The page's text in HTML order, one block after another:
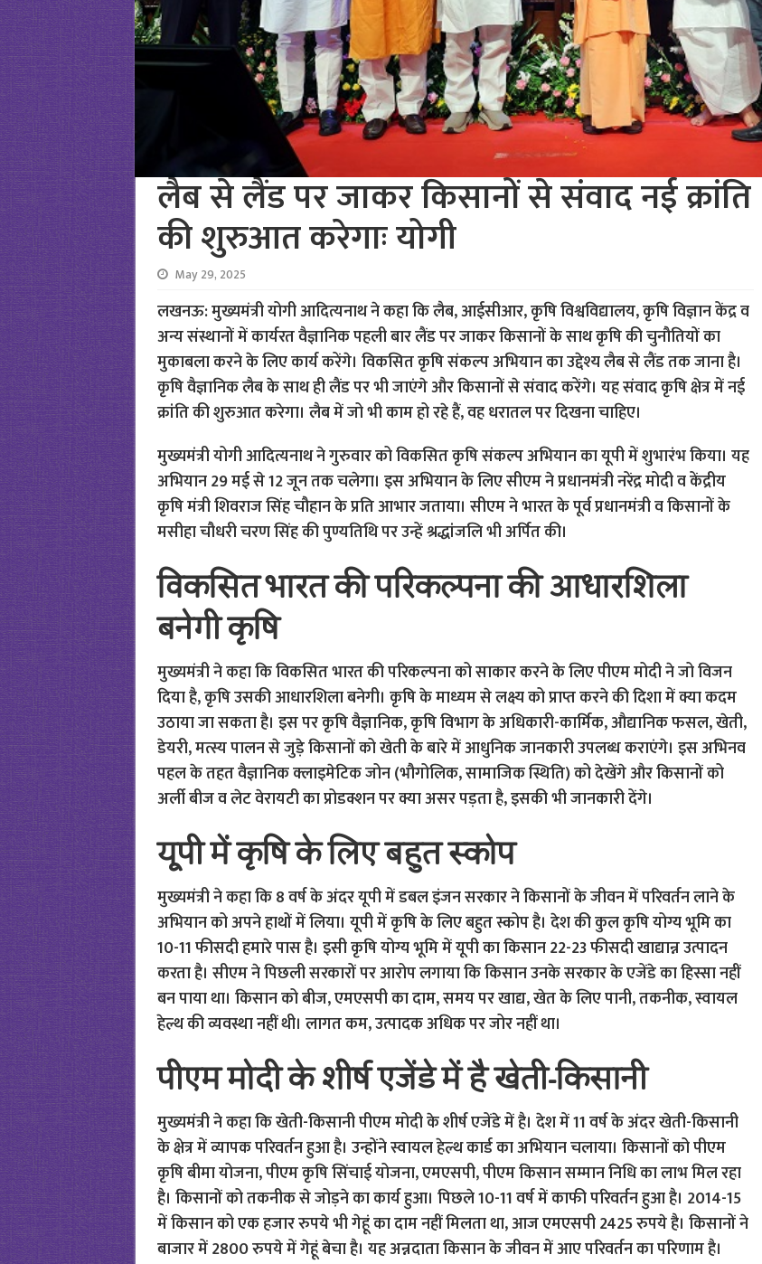
लैब से लैंड पर जाकर किसानों से संवाद नई क्रांति
की शुरुआत करेगाः योगी
May 29, 2025
लखनऊ: मुख्यमंत्री योगी आदित्यनाथ ने कहा कि लैब, आईसीआर, कृषि विश्वविद्यालय, कृषि विज्ञान केंद्र व
अन्य संस्थानों में कार्यरत वैज्ञानिक पहली बार लैंड पर जाकर किसानों के साथ कृषि की चुनौतियों का
मुकाबला करने के लिए कार्य करेंगे। विकसित कृषि संकल्प अभियान का उद्देश्य लैब से लैंड तक जाना है।
कृषि वैज्ञानिक लैब के साथ ही लैंड पर भी जाएंगे और किसानों से संवाद करेंगे। यह संवाद कृषि क्षेत्र में नई
क्रांति की शुरुआत करेगा। लैब में जो भी काम हो रहे हैं, वह धरातल पर दिखना चाहिए।
मुख्यमंत्री योगी आदित्यनाथ ने गुरुवार को विकसित कृषि संकल्प अभियान का यूपी में शुभारंभ किया। यह
अभियान 29 मई से 12 जून तक चलेगा। इस अभियान के लिए सीएम ने प्रधानमंत्री नरेंद्र मोदी व केंद्रीय
कृषि मंत्री शिवराज सिंह चौहान के प्रति आभार जताया। सीएम ने भारत के पूर्व प्रधानमंत्री व किसानों के
मसीहा चौधरी चरण सिंह की पुण्यतिथि पर उन्हें श्रद्धांजलि भी अर्पित की।
विकसित भारत की परिकल्पना की आधारशिला
बनेगी कृषि
मुख्यमंत्री ने कहा कि विकसित भारत की परिकल्पना को साकार करने के लिए पीएम मोदी ने जो विजन
दिया है, कृषि उसकी आधारशिला बनेगी। कृषि के माध्यम से लक्ष्य को प्राप्त करने की दिशा में क्या कदम
उठाया जा सकता है। इस पर कृषि वैज्ञानिक, कृषि विभाग के अधिकारी-कार्मिक, औद्यानिक फसल, खेती,
डेयरी, मत्स्य पालन से जुड़े किसानों को खेती के बारे में आधुनिक जानकारी उपलब्ध कराएंगे। इस अभिनव
पहल के तहत वैज्ञानिक क्लाइमेटिक जोन (भौगोलिक, सामाजिक स्थिति) को देखेंगे और किसानों को
अर्ली बीज व लेट वेरायटी का प्रोडक्शन पर क्या असर पड़ता है, इसकी भी जानकारी देंगे।
यूपी में कृषि के लिए बहुत स्कोप
मुख्यमंत्री ने कहा कि 8 वर्ष के अंदर यूपी में डबल इंजन सरकार ने किसानों के जीवन में परिवर्तन लाने के
अभियान को अपने हाथों में लिया। यूपी में कृषि के लिए बहुत स्कोप है। देश की कुल कृषि योग्य भूमि का
10-11 फीसदी हमारे पास है। इसी कृषि योग्य भूमि में यूपी का किसान 22-23 फीसदी खाद्यान्न उत्पादन
करता है। सीएम ने पिछली सरकारों पर आरोप लगाया कि किसान उनके सरकार के एजेंडे का हिस्सा नहीं
बन पाया था। किसान को बीज, एमएसपी का दाम, समय पर खाद्य, खेत के लिए पानी, तकनीक, स्वायल
हेल्थ की व्यवस्था नहीं थी। लागत कम, उत्पादक अधिक पर जोर नहीं था।
पीएम मोदी के शीर्ष एजेंडे में है खेती-किसानी
मुख्यमंत्री ने कहा कि खेती-किसानी पीएम मोदी के शीर्ष एजेंडे में है। देश में 11 वर्ष के अंदर खेती-किसानी
के क्षेत्र में व्यापक परिवर्तन हुआ है। उन्होंने स्वायल हेल्थ कार्ड का अभियान चलाया। किसानों को पीएम
कृषि बीमा योजना, पीएम कृषि सिंचाई योजना, एमएसपी, पीएम किसान सम्मान निधि का लाभ मिल रहा
है। किसानों को तकनीक से जोड़ने का कार्य हुआ। पिछले 10-11 वर्ष में काफी परिवर्तन हुआ है। 2014-15
में किसान को एक हजार रुपये भी गेहूं का दाम नहीं मिलता था, आज एमएसपी 2425 रुपये है। किसानों ने
बाजार में 2800 रुपये में गेहूं बेचा है। यह अन्नदाता किसान के जीवन में आए परिवर्तन का परिणाम है।